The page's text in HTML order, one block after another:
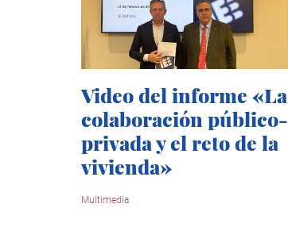
Video del informe «La
colaboración público-
privada y el reto de la
vivienda»
Multimedia